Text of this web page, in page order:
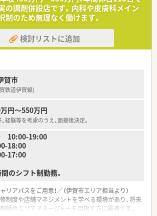
の調剤併設店です。内科や皮膚科メイン
制のため無理なく働けます。
検討リストに追加
賀市
鉄道伊賀線)
円～550万円
経験等を考慮のうえ、面接後決定。
10:00-19:00
18:00
17:00
のシフト制勤務。
リアパスをご用意！／（伊賀市エリア担当より）
制度や店舗マネジメントを学べる環境があり、将来
師やエリアマネージャーを目指す方に最適です。